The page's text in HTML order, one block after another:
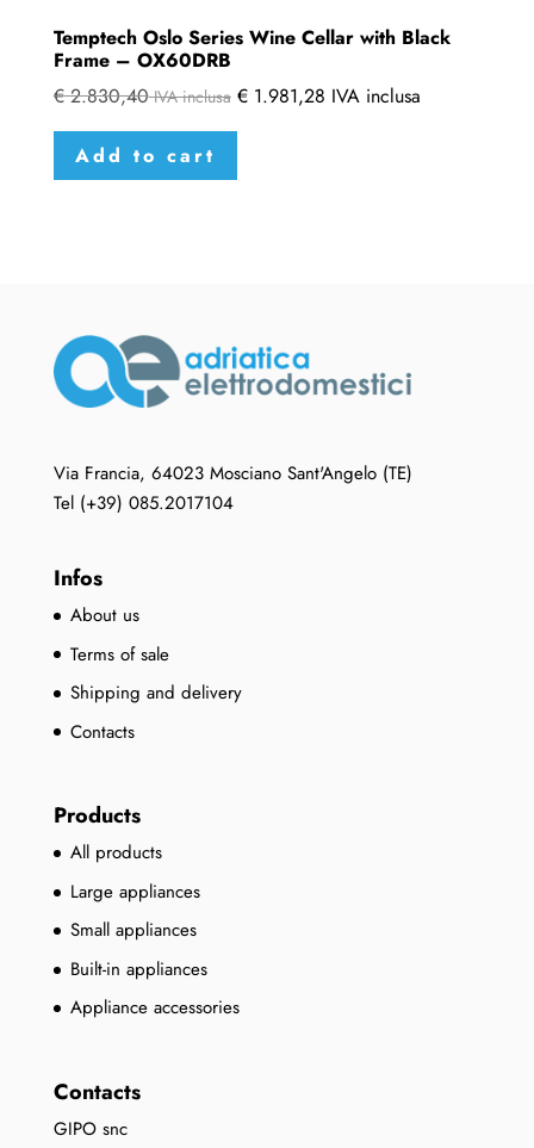
Temptech Oslo Series Wine Cellar with Black
Frame – OX60DRB
€2.830,40 IVA inclusa €1.981,28 IVA inclusa
Add to cart
Via Francia, 64023 Mosciano Sant'Angelo (TE)
Tel (+39) 085.2017104
Infos
About us
Terms of sale
Shipping and delivery
Contacts
Products
All products
Large appliances
Small appliances
Built-in appliances
Appliance accessories
Contacts
GIPO snc